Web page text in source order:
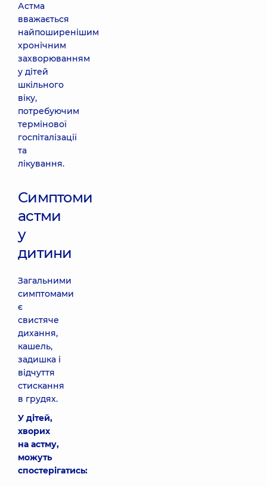
Астма
вважається
найпоширенішим
хронічним
захворюванням
у дітей
шкільного
віку,
потребуючим
термінової
госпіталізації
та
лікування.
Симптоми
астми
у
дитини
Загальними
симптомами
є
свистяче
дихання,
кашель,
задишка і
відчуття
стискання
в грудях.
У дітей,
хворих
на астму,
можуть
спостерігатись: